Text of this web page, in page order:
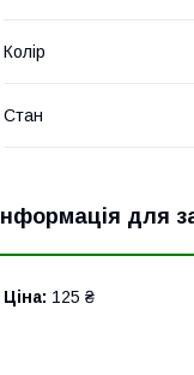
Колір
Стан
Інформація для
Ціна: 125 ₴